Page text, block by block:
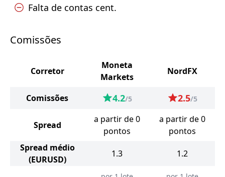
Falta de contas cent.
Comissões
Corretor
Moneta
Markets
NordFX
Comissões 4.2/5 2.5/5
Spread
a partir de 0
pontos
a partir de 0
pontos
Spread médio
(EURUSD)
1.3 1.2